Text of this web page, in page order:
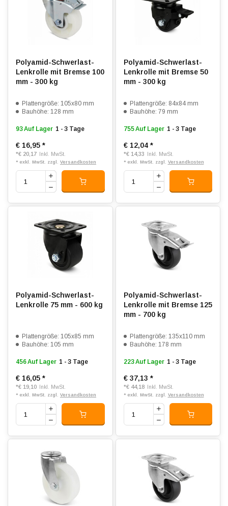
Polyamid-Schwerlast-
Lenkrolle mit Bremse 100
mm - 300 kg
Plattengröße: 105x80 mm
Bauhöhe: 128 mm
93 Auf Lager 1 - 3 Tage
€ 16,95 *
*€ 20,17 Inkl. MwSt.
* exkl. MwSt. zzgl. Versandkosten
Polyamid-Schwerlast-
Lenkrolle mit Bremse 50
mm - 300 kg
Plattengröße: 84x84 mm
Bauhöhe: 79 mm
755 Auf Lager 1 - 3 Tage
€ 12,04 *
*€ 14,33 Inkl. MwSt.
* exkl. MwSt. zzgl. Versandkosten
Polyamid-Schwerlast-
Lenkrolle 75 mm - 600 kg
Plattengröße: 105x85 mm
Bauhöhe: 105 mm
456 Auf Lager 1 - 3 Tage
€ 16,05 *
*€ 19,10 Inkl. MwSt.
* exkl. MwSt. zzgl. Versandkosten
Polyamid-Schwerlast-
Lenkrolle mit Bremse 125
mm - 700 kg
Plattengröße: 135x110 mm
Bauhöhe: 178 mm
223 Auf Lager 1 - 3 Tage
€ 37,13 *
*€ 44,18 Inkl. MwSt.
* exkl. MwSt. zzgl. Versandkosten